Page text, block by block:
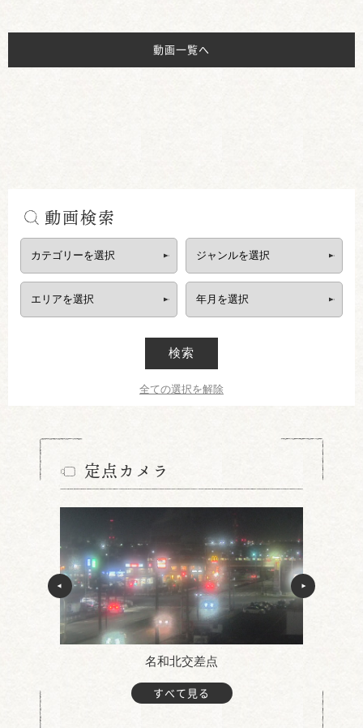
動画一覧へ
動画検索
検索
全ての選択を解除
定点カメラ
名和北交差点
すべて見る